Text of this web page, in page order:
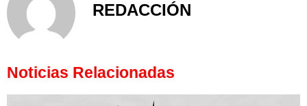
REDACCIÓN
Noticias Relacionadas